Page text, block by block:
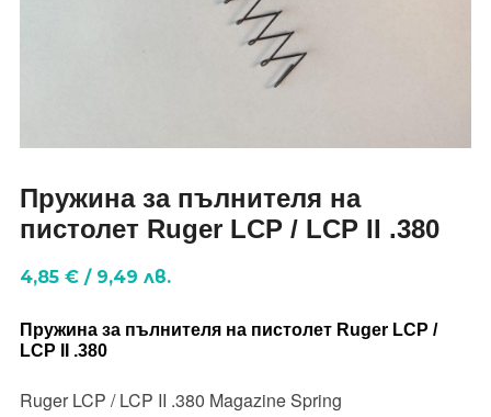
Пружина за пълнителя на
пистолет Ruger LCP / LCP II .380
4,85 € / 9,49 лв.
Пружина за пълнителя на пистолет Ruger LCP /
LCP II .380
Ruger LCP / LCP II .380 Magazine Spring